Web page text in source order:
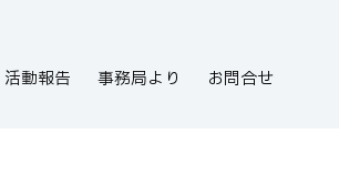
活動報告 事務局より お問合せ